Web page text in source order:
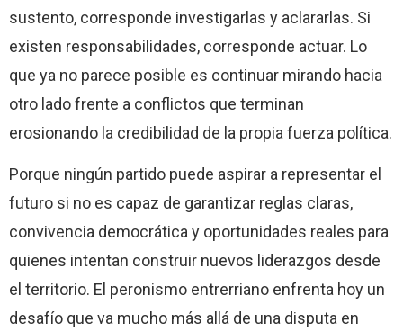
sustento, corresponde investigarlas y aclararlas. Si
existen responsabilidades, corresponde actuar. Lo
que ya no parece posible es continuar mirando hacia
otro lado frente a conflictos que terminan
erosionando la credibilidad de la propia fuerza política.
Porque ningún partido puede aspirar a representar el
futuro si no es capaz de garantizar reglas claras,
convivencia democrática y oportunidades reales para
quienes intentan construir nuevos liderazgos desde
el territorio. El peronismo entrerriano enfrenta hoy un
desafío que va mucho más allá de una disputa en